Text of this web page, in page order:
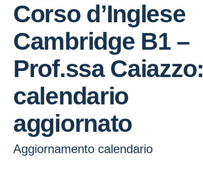
Corso d’Inglese
Cambridge B1 –
Prof.ssa Caiazzo:
calendario
aggiornato
Aggiornamento calendario